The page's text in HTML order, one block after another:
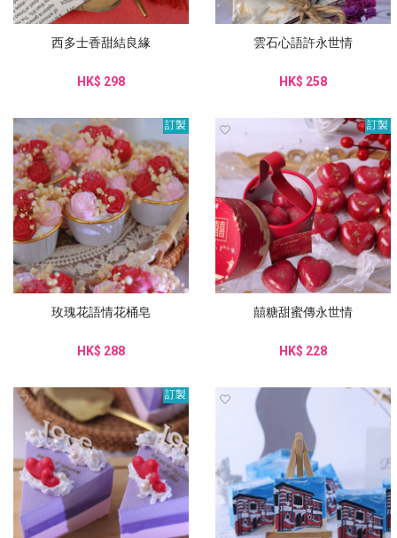
西多士香甜結良緣
HK$ 298
雲石心語許永世情
HK$ 258
訂製
玫瑰花語情花桶皂
HK$ 288
訂製
囍糖甜蜜傳永世情
HK$ 228
訂製